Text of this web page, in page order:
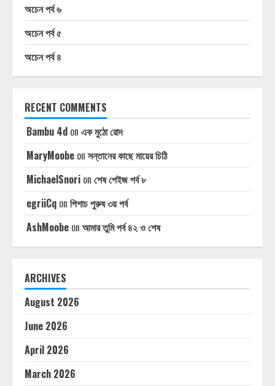
অচেন পর্ব ৬
অচেন পর্ব ৫
অচেন পর্ব ৪
RECENT COMMENTS
Bambu 4d on এক মুঠো রোদ
MaryMoobe on সন্তানের কাছে মায়ের চিঠি
MichaelSnori on শেষ পেইজ পর্ব ৮
egriiCq on পিশাচ পুরুষ ৩য় পর্ব
AshMoobe on আমার তুমি পর্ব ৪২ ও শেষ
ARCHIVES
August 2026
June 2026
April 2026
March 2026